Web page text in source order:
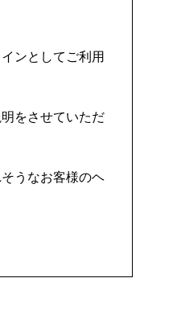
ンとしてご利用
をさせていただ
うなお客様のヘ